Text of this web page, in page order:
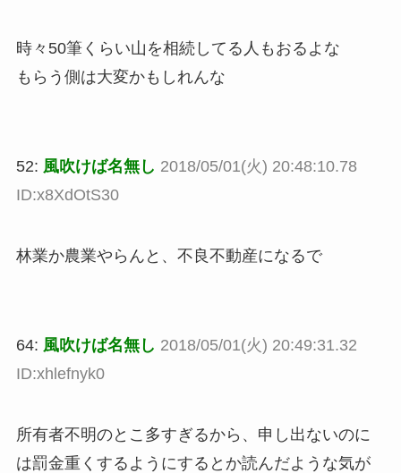
時々50筆くらい山を相続してる人もおるよな
もらう側は大変かもしれんな
52: 風吹けば名無し 2018/05/01(火) 20:48:10.78
ID:x8XdOtS30
林業か農業やらんと、不良不動産になるで
64: 風吹けば名無し 2018/05/01(火) 20:49:31.32
ID:xhlefnyk0
所有者不明のとこ多すぎるから、申し出ないのに
は罰金重くするようにするとか読んだような気が